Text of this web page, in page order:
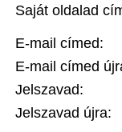
Saját oldalad
E-mail címed:
E-mail címed
Jelszavad:
Jelszavad újra: